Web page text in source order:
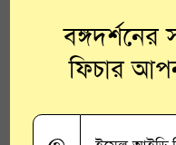
বঙ্গদর্শনের
ফিচার